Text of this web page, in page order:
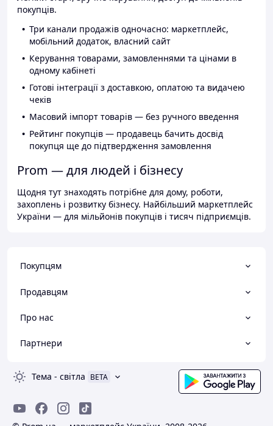
покупців.
Три канали продажів одночасно: маркетплейс,
мобільний додаток, власний сайт
Керування товарами, замовленнями та цінами в
одному кабінеті
Готові інтеграції з доставкою, оплатою та видачею
чеків
Масовий імпорт товарів — без ручного введення
Рейтинг покупців — продавець бачить досвід
покупця ще до підтвердження замовлення
Prom — для людей і бізнесу
Щодня тут знаходять потрібне для дому, роботи,
захоплень і розвитку бізнесу. Найбільший маркетплейс
України — для мільйонів покупців і тисяч підприємців.
Покупцям
Продавцям
Про нас
Партнери
Тема - світла BETA